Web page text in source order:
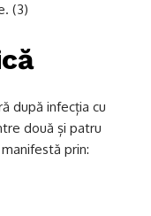
(3)
după infecția cu
două și patru
prin: